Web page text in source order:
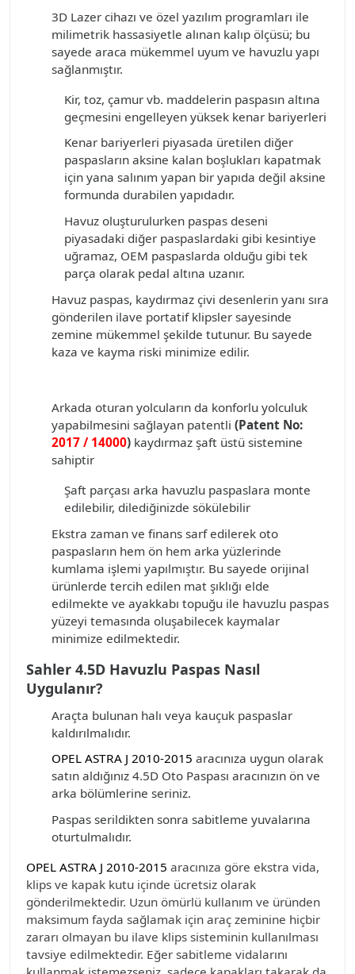
3D Lazer cihazı ve özel yazılım programları ile
milimetrik hassasiyetle alınan kalıp ölçüsü; bu
sayede araca mükemmel uyum ve havuzlu yapı
sağlanmıştır.
Kir, toz, çamur vb. maddelerin paspasın altına
geçmesini engelleyen yüksek kenar bariyerleri
Kenar bariyerleri piyasada üretilen diğer
paspasların aksine kalan boşlukları kapatmak
için yana salınım yapan bir yapıda değil aksine
formunda durabilen yapıdadır.
Havuz oluşturulurken paspas deseni
piyasadaki diğer paspaslardaki gibi kesintiye
uğramaz, OEM paspaslarda olduğu gibi tek
parça olarak pedal altına uzanır.
Havuz paspas, kaydırmaz çivi desenlerin yanı sıra
gönderilen ilave portatif klipsler sayesinde
zemine mükemmel şekilde tutunur. Bu sayede
kaza ve kayma riski minimize edilir.
Arkada oturan yolcuların da konforlu yolculuk
yapabilmesini sağlayan patentli (Patent No:
2017 / 14000) kaydırmaz şaft üstü sistemine
sahiptir
Şaft parçası arka havuzlu paspaslara monte
edilebilir, dilediğinizde sökülebilir
Ekstra zaman ve finans sarf edilerek oto
paspasların hem ön hem arka yüzlerinde
kumlama işlemi yapılmıştır. Bu sayede orijinal
ürünlerde tercih edilen mat şıklığı elde
edilmekte ve ayakkabı topuğu ile havuzlu paspas
yüzeyi temasında oluşabilecek kaymalar
minimize edilmektedir.
Sahler 4.5D Havuzlu Paspas Nasıl
Uygulanır?
Araçta bulunan halı veya kauçuk paspaslar
kaldırılmalıdır.
OPEL ASTRA J 2010-2015 aracınıza uygun olarak
satın aldığınız 4.5D Oto Paspası aracınızın ön ve
arka bölümlerine seriniz.
Paspas serildikten sonra sabitleme yuvalarına
oturtulmalıdır.
OPEL ASTRA J 2010-2015 aracınıza göre ekstra vida,
klips ve kapak kutu içinde ücretsiz olarak
gönderilmektedir. Uzun ömürlü kullanım ve üründen
maksimum fayda sağlamak için araç zeminine hiçbir
zararı olmayan bu ilave klips sisteminin kullanılması
tavsiye edilmektedir. Eğer sabitleme vidalarını